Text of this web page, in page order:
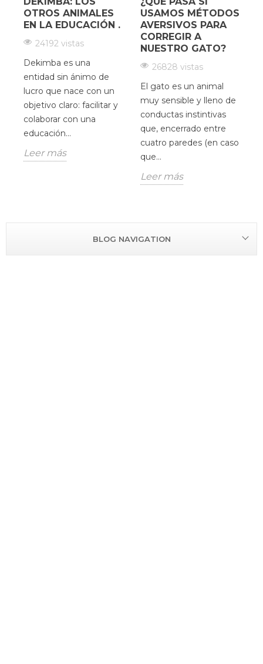
OTROS ANIMALES
EN LA EDUCACIÓN .
24192 vistas
Dekimba es una
entidad sin ánimo de
lucro que nace con un
objetivo claro: facilitar y
colaborar con una
educación...
Leer más
USAMOS MÉTODOS
AVERSIVOS PARA
CORREGIR A
NUESTRO GATO?
26828 vistas
El gato es un animal
muy sensible y lleno de
conductas instintivas
que, encerrado entre
cuatro paredes (en caso
que...
Leer más
BLOG NAVIGATION